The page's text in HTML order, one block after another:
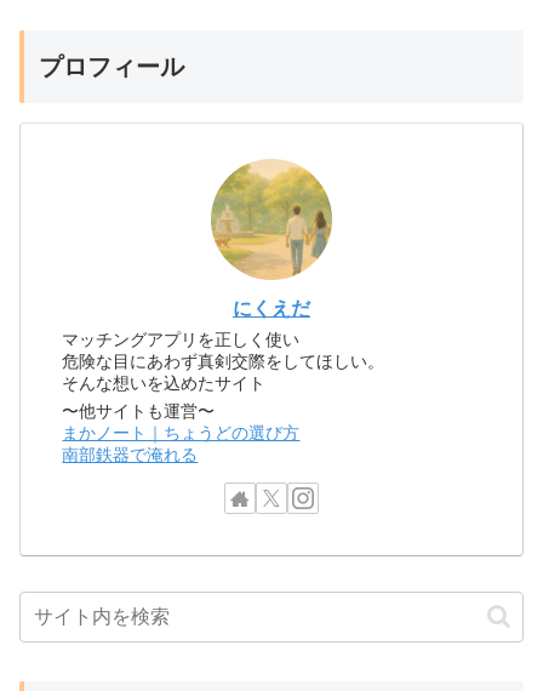
プロフィール
にくえだ
マッチングアプリを正しく使い
危険な目にあわず真剣交際をしてほしい。
そんな想いを込めたサイト
〜他サイトも運営〜
まかノート｜ちょうどの選び方
南部鉄器で淹れる